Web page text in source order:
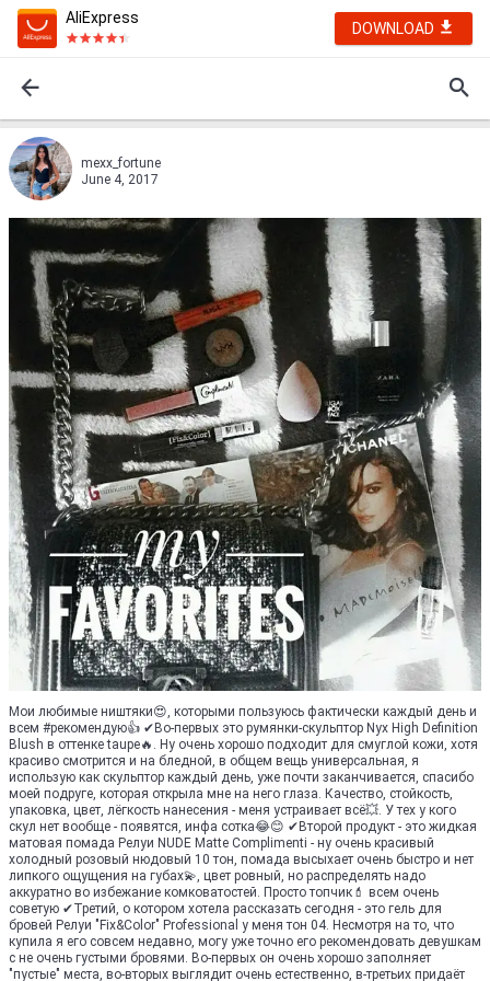
AliExpress
DOWNLOAD
mexx_fortune
June 4, 2017
Мои любимые ништяки😍, которыми пользуюсь фактически каждый день и
всем #рекомендую👍 ✔Во-первых это румянки-скульптор Nyx High Definition
Blush в оттенке taupe🔥. Ну очень хорошо подходит для смуглой кожи, хотя
красиво смотрится и на бледной, в общем вещь универсальная, я
использую как скульптор каждый день, уже почти заканчивается, спасибо
моей подруге, которая открыла мне на него глаза. Качество, стойкость,
упаковка, цвет, лёгкость нанесения - меня устраивает всё💥. У тех у кого
скул нет вообще - появятся, инфа сотка😂😊 ✔Второй продукт - это жидкая
матовая помада Релуи NUDE Matte Complimenti - ну очень красивый
холодный розовый нюдовый 10 тон, помада высыхает очень быстро и нет
липкого ощущения на губах💫, цвет ровный, но распределять надо
аккуратно во избежание комковатостей. Просто топчик💄 всем очень
советую ✔Третий, о котором хотела рассказать сегодня - это гель для
бровей Релуи "Fix&Color" Professional у меня тон 04. Несмотря на то, что
купила я его совсем недавно, могу уже точно его рекомендовать девушкам
с не очень густыми бровями. Во-первых он очень хорошо заполняет
"пустые" места, во-вторых выглядит очень естественно, в-третьих придаёт